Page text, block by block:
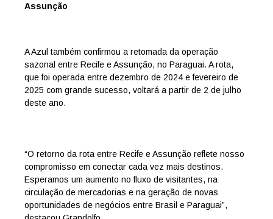
Assunção
A Azul também confirmou a retomada da operação
sazonal entre Recife e Assunção, no Paraguai. A rota,
que foi operada entre dezembro de 2024 e fevereiro de
2025 com grande sucesso, voltará a partir de 2 de julho
deste ano.
“O retorno da rota entre Recife e Assunção reflete nosso
compromisso em conectar cada vez mais destinos.
Esperamos um aumento no fluxo de visitantes, na
circulação de mercadorias e na geração de novas
oportunidades de negócios entre Brasil e Paraguai”,